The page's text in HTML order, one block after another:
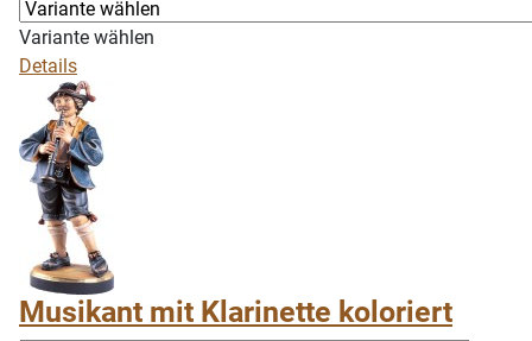
Variante wählen
Details
Musikant mit Klarinette koloriert